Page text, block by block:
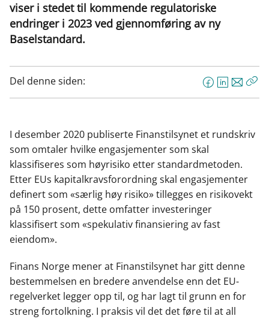
viser i stedet til kommende regulatoriske
endringer i 2023 ved gjennomføring av ny
Baselstandard.
Del denne siden:
F
a
e
b
o
o
k
L
i
k
d
I
n
E
-
o
t
I desember 2020 publiserte Finanstilsynet et rundskriv
som omtaler hvilke engasjementer som skal
klassifiseres som høyrisiko etter standardmetoden.
Etter EUs kapitalkravsforordning skal engasjementer
definert som «særlig høy risiko» tillegges en risikovekt
på 150 prosent, dette omfatter investeringer
klassifisert som «spekulativ finansiering av fast
eiendom».
Finans Norge mener at Finanstilsynet har gitt denne
bestemmelsen en bredere anvendelse enn det EU-
regelverket legger opp til, og har lagt til grunn en for
streng fortolkning. I praksis vil det det føre til at all